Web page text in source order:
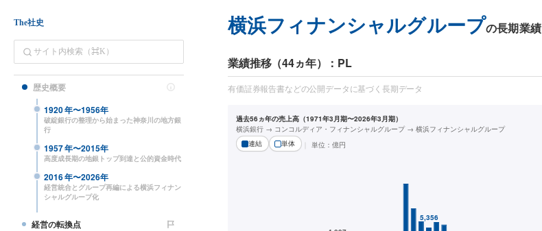
The社史
歴史概要
1920年〜1956年
破綻銀行の整理から始まった神奈川の地方銀
行
1957年〜2015年
高度成長期の地銀トップ到達と公的資金時代
2016年〜2026年
経営統合とグループ再編による横浜フィナン
シャルグループ化
経営の転換点
横浜フィナンシャルグループの長期業績
業績推移（44ヵ年）：PL
有価証券報告書などの公開データに基づく長期データ
過去56ヵ年の売上高（1971年3月期〜2026年3月期）
横浜銀行 → コンコルディア・フィナンシャルグループ → 横浜フィナンシャルグループ
連結
単体 単位： 億円